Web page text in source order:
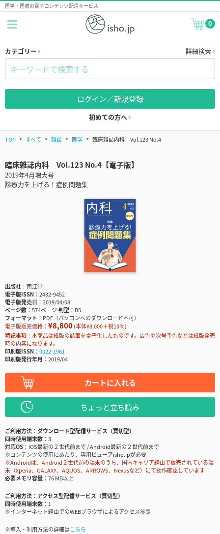
医学・医療の電子コンテンツ配信サービス
0
カテゴリー 詳細検索
ログイン／新規登録
初めての方へ
TOP すべて 雑誌 医学 臨床雑誌内科 Vol.123 No.4
臨床雑誌内科 Vol.123 No.4【電子版】
2019年4月増大号
診療力を上げる！症例問題集
出版社
南江堂
電子版ISSN
2432-9452
電子版発売日
2019/04/08
ページ数
574ページ判型
B5
フォーマット
PDF（パソコンへのダウンロード不可）
電子版販売価格： ¥8,800(本体¥8,000＋税10％)
特記事項
本商品は紙版の誌面を電子化したものです。広告や次号予告などは紙版発売
時の内容になります。
印刷版ISSN
0022-1961
印刷版発行年月
2019/04
カートに入れる
ちょっと立ち読み
ご利用方法
ダウンロード型配信サービス（買切型）
同時使用端末数
3
対応OS
iOS最新の２世代前まで / Android最新の２世代前まで
※コンテンツの使用にあたり、専用ビューアisho.jpが必要
※Androidは、Android２世代前の端末のうち、国内キャリア経由で販売されている端
末（Xperia、GALAXY、AQUOS、ARROWS、Nexusなど）にて動作確認しています
必要メモリ容量
76 MB以上
ご利用方法
アクセス型配信サービス（買切型）
同時使用端末数
1
※インターネット経由でのWEBブラウザによるアクセス参照
※導入・利用方法の詳細はこちら